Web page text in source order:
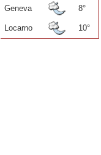
Geneva 8°
Locarno 10°